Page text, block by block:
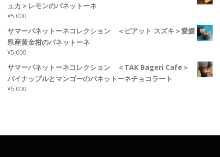
ュカ＞レモンのパネットーネ
¥5,000
サマーパネットーネコレクション ＜ピアット スズキ＞愛媛
県産黄金柑のパネットーネ
¥5,000
サマーパネットーネコレクション ＜TAK Bageri Cafe＞
パイナップルとマンゴーのパネットーネチョコラート
¥5,000